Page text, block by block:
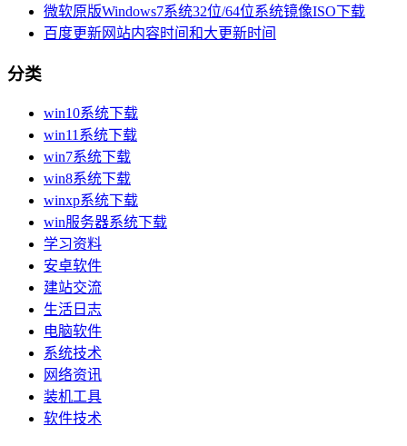
微软原版Windows7系统32位/64位系统镜像ISO下载
百度更新网站内容时间和大更新时间
分类
win10系统下载
win11系统下载
win7系统下载
win8系统下载
winxp系统下载
win服务器系统下载
学习资料
安卓软件
建站交流
生活日志
电脑软件
系统技术
网络资讯
装机工具
软件技术